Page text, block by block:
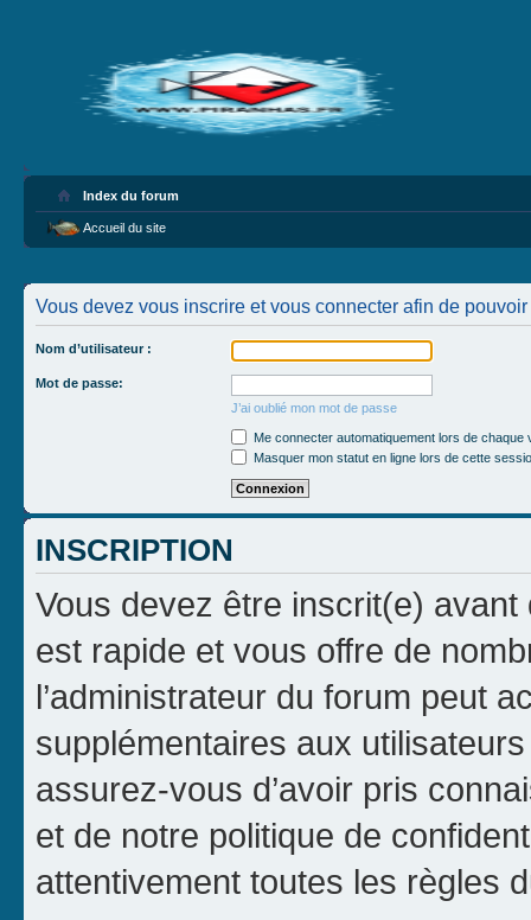
Index du forum
Accueil du site
Vous devez vous inscrire et vous connecter afin de
Nom d’utilisateur :
Mot de passe:
J’ai oublié mon mot de passe
Me connecter automatiquement lors de chaque
Masquer mon statut en ligne lors de cette
INSCRIPTION
Vous devez être inscrit(e) avant
est rapide et vous offre de
l’administrateur du forum peut
supplémentaires aux
assurez-vous d’avoir pris
et de notre politique de
attentivement toutes les règles